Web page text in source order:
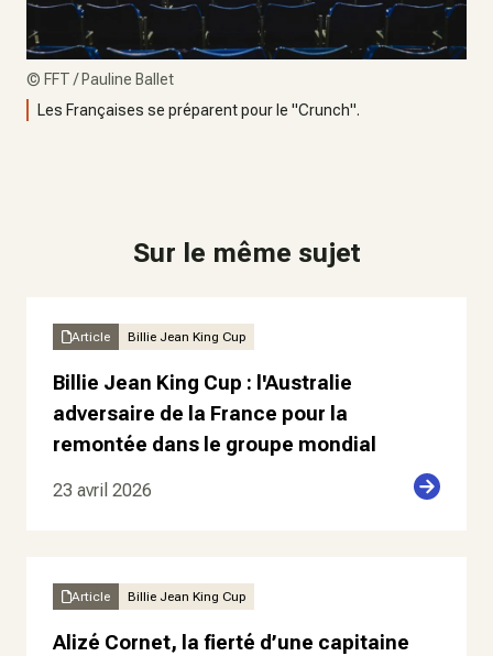
© FFT / Pauline Ballet
Les Françaises se préparent pour le "Crunch".
Sur le même sujet
Article Billie Jean King Cup
Billie Jean King Cup : l'Australie
adversaire de la France pour la
remontée dans le groupe mondial
23 avril 2026
Article Billie Jean King Cup
Alizé Cornet, la fierté d’une capitaine